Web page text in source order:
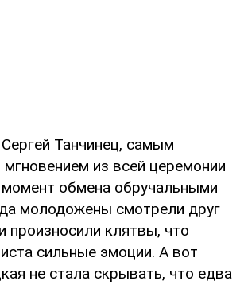
Танчинец, самым
из всей церемонии
момент обмена обручальными
молодожены смотрели друг
произносили клятвы, что
сильные эмоции. А вот
не стала скрывать, что едва